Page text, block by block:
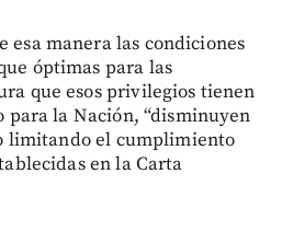
esa manera las condiciones
óptimas para las
que esos privilegios tienen
para la Nación, “disminuyen
limitando el cumplimiento
en la Carta